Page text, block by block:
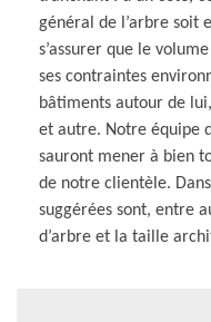
général de l’arbre soit
s’assurer que le
ses contraintes
bâtiments autour de
et autre. Notre équipe
sauront mener à bien
de notre clientèle.
suggérées sont, entre
d’arbre et la taille